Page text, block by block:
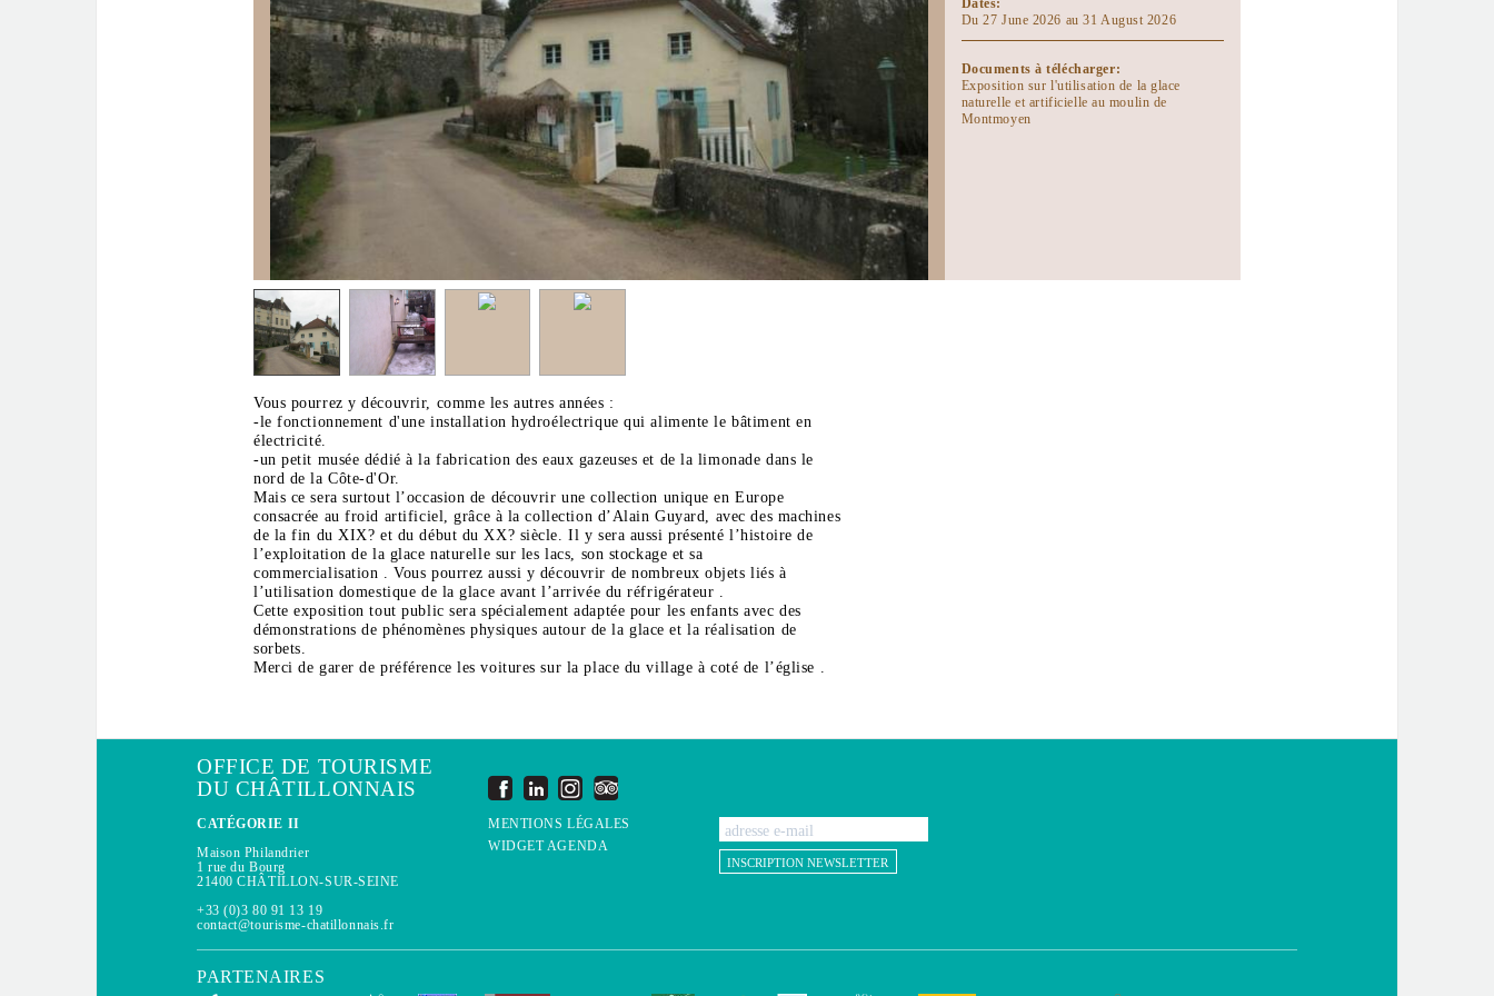
Dates:
Du 27 June 2026 au 31 August 2026
Documents à télécharger:
Exposition sur l'utilisation de la glace
naturelle et artificielle au moulin de
Montmoyen
Vous pourrez y découvrir, comme les autres années :
-le fonctionnement d'une installation hydroélectrique qui alimente le bâtiment en
électricité.
-un petit musée dédié à la fabrication des eaux gazeuses et de la limonade dans le
nord de la Côte-d'Or.
Mais ce sera surtout l’occasion de découvrir une collection unique en Europe
consacrée au froid artificiel, grâce à la collection d’Alain Guyard, avec des machines
de la fin du XIX? et du début du XX? siècle. Il y sera aussi présenté l’histoire de
l’exploitation de la glace naturelle sur les lacs, son stockage et sa
commercialisation . Vous pourrez aussi y découvrir de nombreux objets liés à
l’utilisation domestique de la glace avant l’arrivée du réfrigérateur .
Cette exposition tout public sera spécialement adaptée pour les enfants avec des
démonstrations de phénomènes physiques autour de la glace et la réalisation de
sorbets.
Merci de garer de préférence les voitures sur la place du village à coté de l’église .
OFFICE DE TOURISME
DU CHÂTILLONNAIS
CATÉGORIE II
Maison Philandrier
1 rue du Bourg
21400 CHÂTILLON-SUR-SEINE
+33 (0)3 80 91 13 19
contact@tourisme-chatillonnais.fr
MENTIONS LÉGALES
WIDGET AGENDA
INSCRIPTION NEWSLETTER
PARTENAIRES